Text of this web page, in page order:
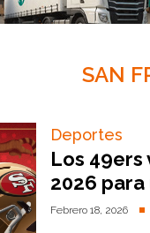
SAN
Deportes
Los 49ers
2026
Febrero 18, 2026